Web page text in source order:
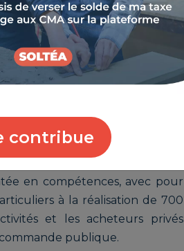
contribue
un gage de qualité des
en compétences, avec pour
à la réalisation de 700
et les acheteurs privés
publique.